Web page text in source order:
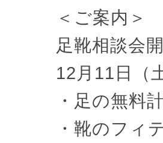
＜ご案内＞
足靴相談会
12月11日（
・足の無料
・靴のフィ